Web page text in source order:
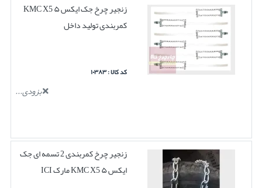
زنجیر چرخ جک ایکس ۵ KMC X5
کمربندی تولید داخل
کد کالا : ۱۰۳۸۳
بزودی...
زنجیر چرخ کمربندی 2 تسمه ای جک
ایکس ۵ KMC X5 مارک ICI